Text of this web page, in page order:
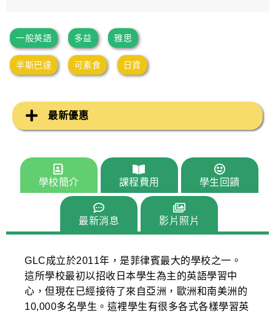
一般英語 多益 雅思
半斯巴達 可素食 日資
最新優惠
學校簡介 課程費用 學生回饋
最新消息 影片照片
GLC成立於2011年，是菲律賓最大的學校之一。
這所學校最初以招收日本學生為主的英語學習中
心，但現在已經接待了來自亞洲，歐洲和南美洲的
10,000多名學生。這裡學生有很多各式各樣學習英